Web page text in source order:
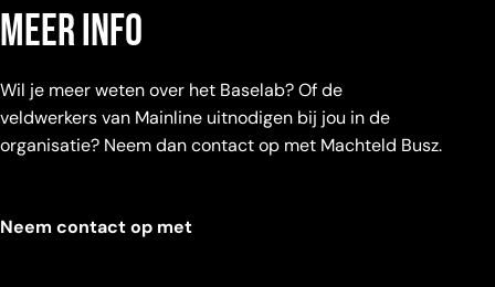
meer info
Wil je meer weten over het Baselab? Of de
veldwerkers van Mainline uitnodigen bij jou in de
organisatie? Neem dan contact op met Machteld Busz.
Neem contact op met